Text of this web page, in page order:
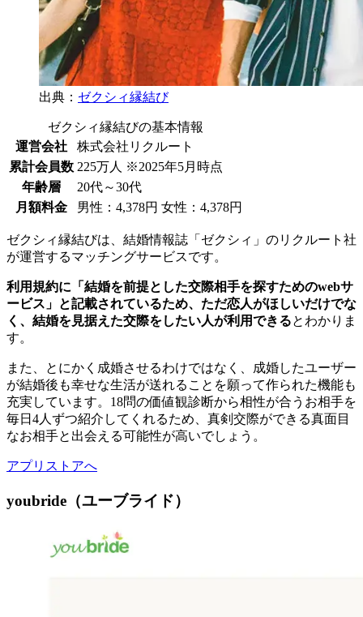
出典： ゼクシィ縁結び
ゼクシィ縁結びの基本情報
運営会社
株式会社リクルート
累計会員数 225万人 ※2025年5月時点
年齢層
20代～30代
月額料金
男性：4,378円 女性：4,378円
ゼクシィ縁結びは、結婚情報誌「ゼクシィ」のリクルート社
が運営するマッチングサービスです。
利用規約に「結婚を前提とした交際相手を探すためのwebサ
ービス」と記載されているため、ただ恋人がほしいだけでな
く、結婚を見据えた交際をしたい人が利用できるとわかりま
す。
また、とにかく成婚させるわけではなく、成婚したユーザー
が結婚後も幸せな生活が送れることを願って作られた機能も
充実しています。18問の価値観診断から相性が合うお相手を
毎日4人ずつ紹介してくれるため、真剣交際ができる真面目
なお相手と出会える可能性が高いでしょう。
アプリストアへ
youbride（ユーブライド）